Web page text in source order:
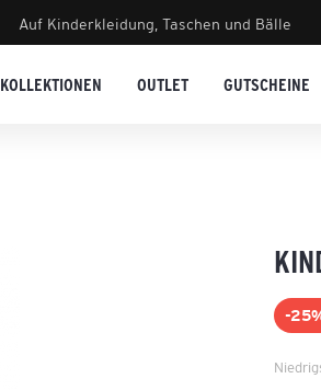
Auf Kinderkleidung, Taschen und Bälle
KOLLEKTIONEN OUTLET GUTSCHEINE
-